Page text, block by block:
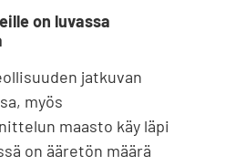
on luvassa
jatkuvan
myös
maasto käy läpi
on ääretön määrä